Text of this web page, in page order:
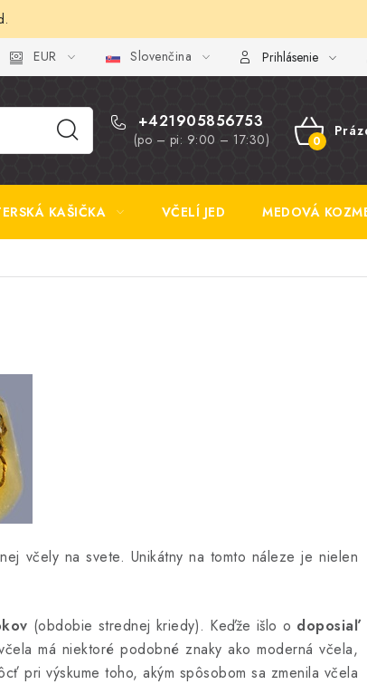
Najčastejšie otázky FAQ Fotogaléria Obchodné
EUR Slovenčina Prihlásenie
+421905856753
(po – pi: 9:00 – 17:30)
KOŠÍK
KAŠIČKA VČELÍ JED MEDOVÁ
včely na svete. Unikátny na tomto náleze je nielen
(obdobie strednej kriedy). Keďže išlo o doposiaľ
má niektoré podobné znaky ako moderná včela,
pri výskume toho, akým spôsobom sa zmenila včela